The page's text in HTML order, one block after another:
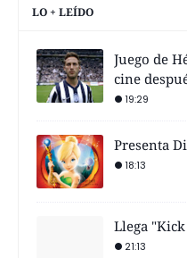
LO + LEÍDO
Juego de
cine
19:29
Presenta
18:13
Llega
21:13